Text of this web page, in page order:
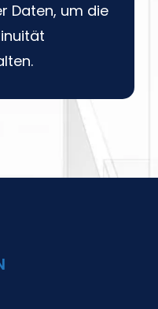
Daten, um die